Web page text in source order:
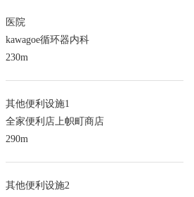
医院
kawagoe循环器内科
230m
其他便利设施1
全家便利店上帜町商店
290m
其他便利设施2